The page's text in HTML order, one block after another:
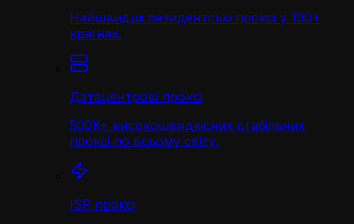
Найшвидші резидентські проксі у 190+
країнах.
Датацентрові проксі
500K+ високошвидкісних стабільних
проксі по всьому світу.
ISP проксі